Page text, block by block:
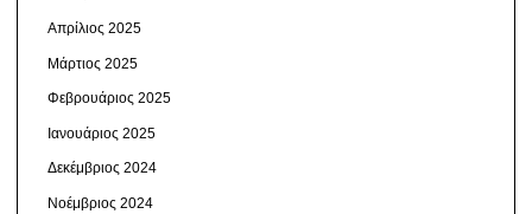
Απρίλιος 2025
Μάρτιος 2025
Φεβρουάριος 2025
Ιανουάριος 2025
Δεκέμβριος 2024
Νοέμβριος 2024